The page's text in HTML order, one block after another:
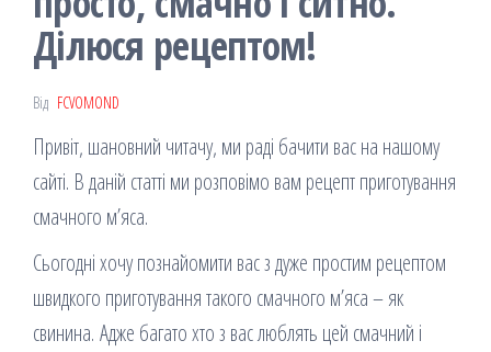
Ділюся рецептом!
Від FCVOMOND
Привіт, шановний читачу, ми раді бачити вас на нашому
сайті. В даній статті ми розповімо вам рецепт приготування
смачного м’яса.
Сьогодні хочу познайомити вас з дуже простим рецептом
швидкого приготування такого смачного м’яса – як
свинина. Адже багато хто з вас люблять цей смачний і